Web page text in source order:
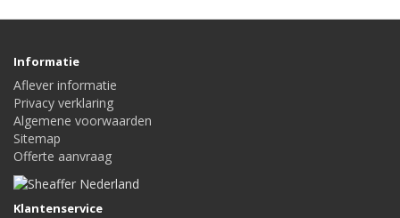
Informatie
Aflever informatie
Privacy verklaring
Algemene voorwaarden
Sitemap
Offerte aanvraag
Klantenservice